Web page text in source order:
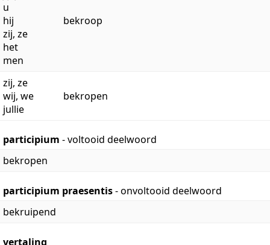
u
hij
zij, ze
het
men
bekroop
zij, ze
wij, we
jullie
bekropen
participium - voltooid deelwoord
bekropen
participium praesentis- onvoltooid deelwoord
bekruipend
vertaling